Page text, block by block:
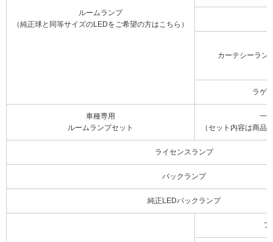
ルームランプ
（純正球と同等サイズのLEDをご希望の方はこちら）
カーテシーラン
ラゲ
車種専用
ルームランプセット
一
（セット内容は商品
ライセンスランプ
バックランプ
純正LEDバックランプ
フ